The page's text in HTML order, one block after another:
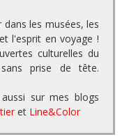
les musées, les
l'esprit en voyage !
culturelles du
prise de tête.
sur mes blogs
et Line&Color